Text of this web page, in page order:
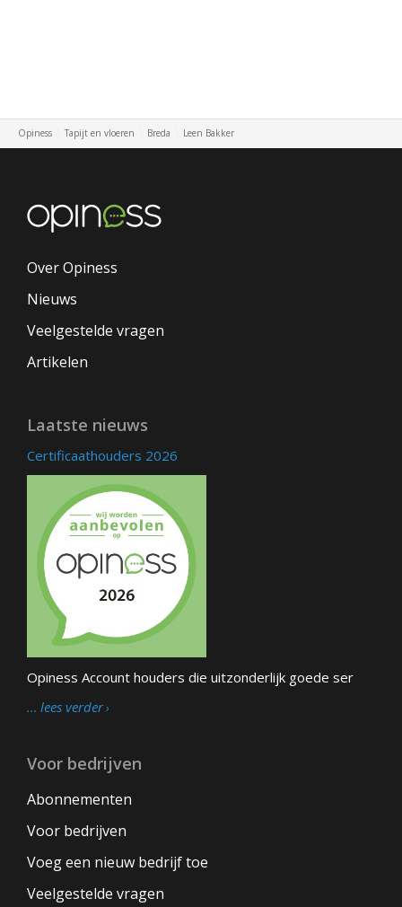
Opiness Tapijt en vloeren Breda Leen Bakker
Over Opiness
Nieuws
Veelgestelde vragen
Artikelen
Laatste nieuws
Certificaathouders 2026
Opiness Account houders die uitzonderlijk goede ser
… lees verder
Voor bedrijven
Abonnementen
Voor bedrijven
Voeg een nieuw bedrijf toe
Veelgestelde vragen